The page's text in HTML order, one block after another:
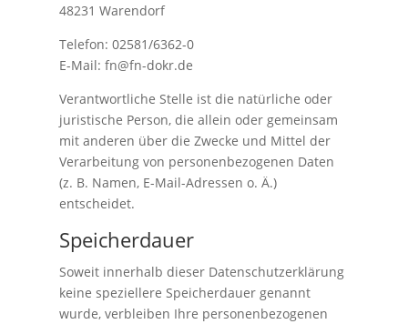
48231 Warendorf
Telefon: 02581/6362-0
E-Mail: fn@fn-dokr.de
Verantwortliche Stelle ist die natürliche oder
juristische Person, die allein oder gemeinsam
mit anderen über die Zwecke und Mittel der
Verarbeitung von personenbezogenen Daten
(z. B. Namen, E-Mail-Adressen o. Ä.)
entscheidet.
Speicherdauer
Soweit innerhalb dieser Datenschutzerklärung
keine speziellere Speicherdauer genannt
wurde, verbleiben Ihre personenbezogenen